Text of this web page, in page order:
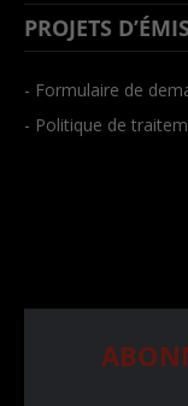
PROJETS
- Formulaire de
- Politique de